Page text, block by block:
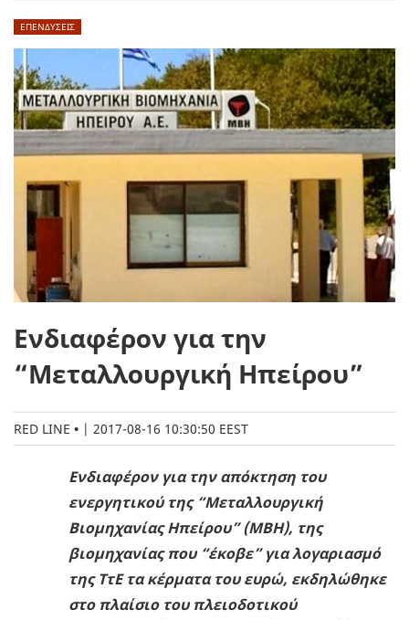
ΕΠΕΝΔΥΣΕΙΣ
Ενδιαφέρον για την
“Μεταλλουργική Ηπείρου”
RED LINE | 2017-08-16 10:30:50 EEST
Ενδιαφέρον για την απόκτηση του
ενεργητικού της “Μεταλλουργική
Βιομηχανίας Ηπείρου” (ΜΒΗ), της
βιομηχανίας που “έκοβε” για λογαριασμό
της ΤτΕ τα κέρματα του ευρώ, εκδηλώθηκε
στο πλαίσιο του πλειοδοτικού